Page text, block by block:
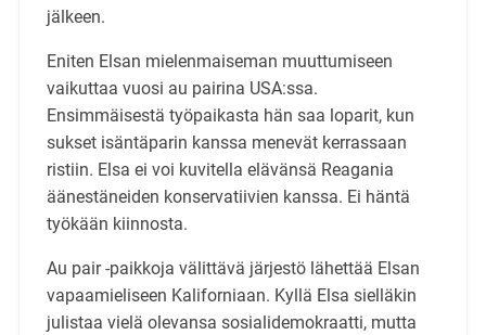
jälkeen.
Eniten Elsan mielenmaiseman muuttumiseen
vaikuttaa vuosi au pairina USA:ssa.
Ensimmäisestä työpaikasta hän saa loparit, kun
sukset isäntäparin kanssa menevät kerrassaan
ristiin. Elsa ei voi kuvitella elävänsä Reagania
äänestäneiden konservatiivien kanssa. Ei häntä
työkään kiinnosta.
Au pair -paikkoja välittävä järjestö lähettää Elsan
vapaamieliseen Kaliforniaan. Kyllä Elsa sielläkin
julistaa vielä olevansa sosialidemokraatti, mutta